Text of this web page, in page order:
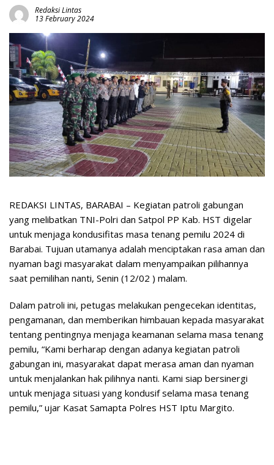
Redaksi Lintas
13 February 2024
REDAKSI LINTAS, BARABAI – Kegiatan patroli gabungan
yang melibatkan TNI-Polri dan Satpol PP Kab. HST digelar
untuk menjaga kondusifitas masa tenang pemilu 2024 di
Barabai. Tujuan utamanya adalah menciptakan rasa aman dan
nyaman bagi masyarakat dalam menyampaikan pilihannya
saat pemilihan nanti, Senin (12/02 ) malam.
Dalam patroli ini, petugas melakukan pengecekan identitas,
pengamanan, dan memberikan himbauan kepada masyarakat
tentang pentingnya menjaga keamanan selama masa tenang
pemilu, “Kami berharap dengan adanya kegiatan patroli
gabungan ini, masyarakat dapat merasa aman dan nyaman
untuk menjalankan hak pilihnya nanti. Kami siap bersinergi
untuk menjaga situasi yang kondusif selama masa tenang
pemilu,” ujar Kasat Samapta Polres HST Iptu Margito.